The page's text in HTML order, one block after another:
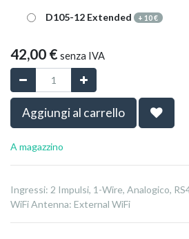
D105-12 Extended + 10€
42,00 € senza IVA
Aggiungi al carrello
A magazzino
Ingressi: 2 Impulsi, 1-Wire, Analogico,
WiFi Antenna: External WiFi